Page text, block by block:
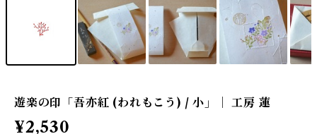
遊楽の印「吾亦紅 (われもこう) / 小」｜ 工房 蓮
¥2,530